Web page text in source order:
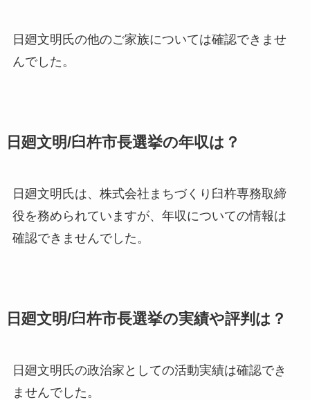
日廻文明氏の他のご家族については確認できませ
んでした 。
日廻文明/臼杵市長選挙の年収は？
日廻文明氏は、株式会社まちづくり臼杵専務取締
役を務められていますが、年収についての情報は
確認できませんでした 。
日廻文明/臼杵市長選挙の実績や評判は？
日廻文明氏の政治家としての活動実績は確認でき
ませんでした。